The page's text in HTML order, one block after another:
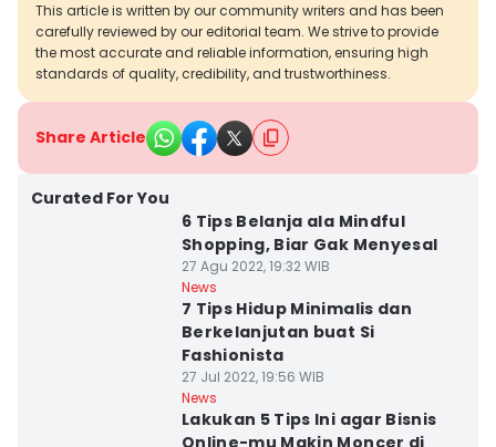
This article is written by our community writers and has been
carefully reviewed by our editorial team. We strive to provide
the most accurate and reliable information, ensuring high
standards of quality, credibility, and trustworthiness.
Share Article
Curated For You
6 Tips Belanja ala Mindful
Shopping, Biar Gak Menyesal
27 Agu 2022, 19:32 WIB
News
7 Tips Hidup Minimalis dan
Berkelanjutan buat Si
Fashionista
27 Jul 2022, 19:56 WIB
News
Lakukan 5 Tips Ini agar Bisnis
Online-mu Makin Moncer di